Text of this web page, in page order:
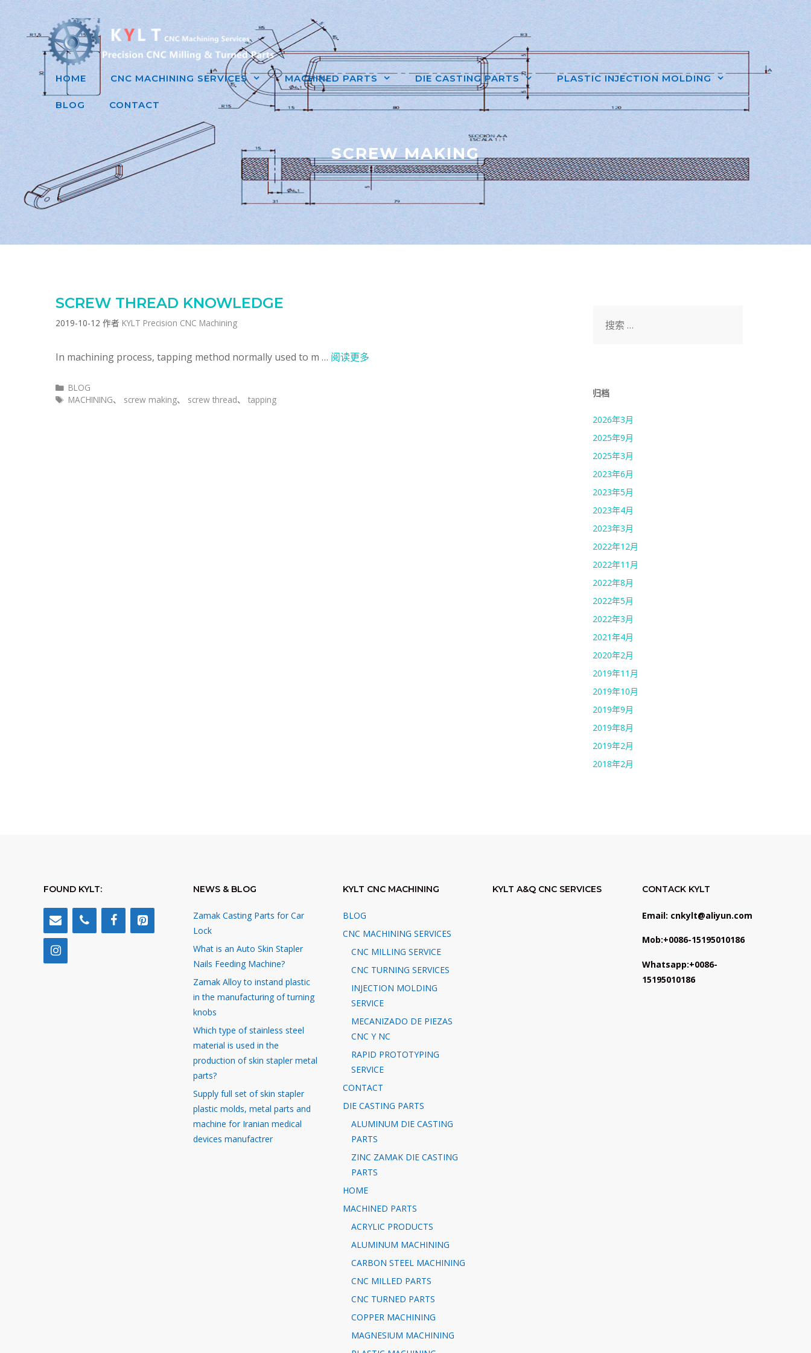
内
容
HOME CNC MACHINING SERVICES MACHINED PARTS DIE CASTING PARTS PLASTIC INJECTION MOLDING
BLOG CONTACT
SCREW MAKING
SCREW THREAD KNOWLEDGE
2019-10-12 作者 KYLT Precision CNC Machining
In machining process, tapping method normally used to m … 阅读更多
分
类
BLOG
标
MACHINING、 screw making、 screw thread、tapping
索：
归档
2026年3月
2025年9月
2025年3月
2023年6月
2023年5月
2023年4月
2023年3月
2022年12月
2022年11月
2022年8月
2022年5月
2022年3月
2021年4月
2020年2月
2019年11月
2019年10月
2019年9月
2019年8月
2019年2月
2018年2月
FOUND KYLT: NEWS & BLOG
Zamak Casting Parts for Car
Lock
What is an Auto Skin Stapler
Nails Feeding Machine?
Zamak Alloy to instand plastic
in the manufacturing of turning
knobs
Which type of stainless steel
material is used in the
production of skin stapler metal
parts?
Supply full set of skin stapler
plastic molds, metal parts and
machine for Iranian medical
devices manufactrer
KYLT CNC MACHINING
BLOG
CNC MACHINING SERVICES
CNC MILLING SERVICE
CNC TURNING SERVICES
INJECTION MOLDING
SERVICE
MECANIZADO DE PIEZAS
CNC Y NC
RAPID PROTOTYPING
SERVICE
CONTACT
DIE CASTING PARTS
ALUMINUM DIE CASTING
PARTS
ZINC ZAMAK DIE CASTING
PARTS
HOME
MACHINED PARTS
ACRYLIC PRODUCTS
ALUMINUM MACHINING
CARBON STEEL MACHINING
CNC MILLED PARTS
CNC TURNED PARTS
COPPER MACHINING
MAGNESIUM MACHINING
KYLT A&Q CNC SERVICES CONTACK KYLT
Email: cnkylt@aliyun.com
Mob:+0086-15195010186
Whatsapp:+0086-
15195010186